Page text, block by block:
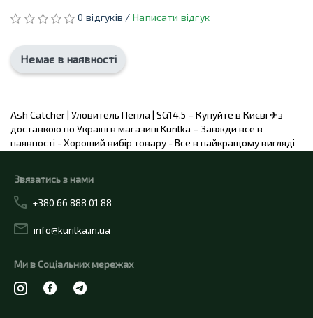
0 відгуків /Написати відгук
Немає в наявності
Ash Catcher | Уловитель Пепла | SG14.5 – Купуйте в Києві ✈з
доставкою по Україні в магазині Kurilka – Завжди все в
наявності - Хороший вибір товару - Все в найкращому вигляді
Звязатись з нами
+380 66 888 01 88
info@kurilka.in.ua
Ми в Соціальних мережах